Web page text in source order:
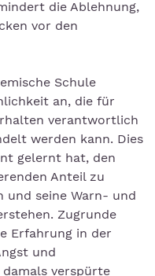
die Ablehnung,
vor den
Schule
an, die für
verantwortlich
werden kann. Dies
gelernt hat, den
Anteil zu
und seine Warn- und
Zugrunde
Erfahrung in der
und
verspürte